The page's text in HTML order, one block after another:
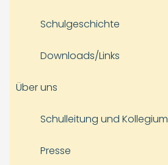
Schulgeschichte
Downloads/Links
Über uns
Schulleitung und Kollegium
Presse